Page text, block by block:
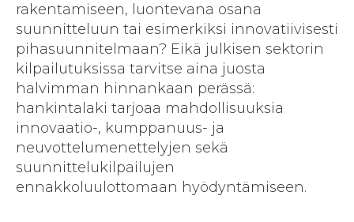
rakentamiseen, luontevana osana
suunnitteluun tai esimerkiksi innovatiivisesti
pihasuunnitelmaan? Eikä julkisen sektorin
kilpailutuksissa tarvitse aina juosta
halvimman hinnankaan perässä:
hankintalaki tarjoaa mahdollisuuksia
innovaatio-, kumppanuus- ja
neuvottelumenettelyjen sekä
suunnittelukilpailujen
ennakkoluulottomaan hyödyntämiseen.